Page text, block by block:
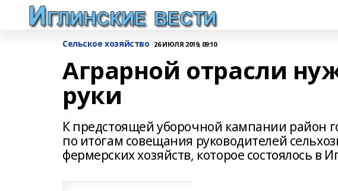
Сельское хозяйство 26 ИЮЛЯ 2019, 09:10
Аграрной отрасли
руки
К предстоящей уборочной кампании район
по итогам совещания руководителей
фермерских хозяйств, которое состоялось в